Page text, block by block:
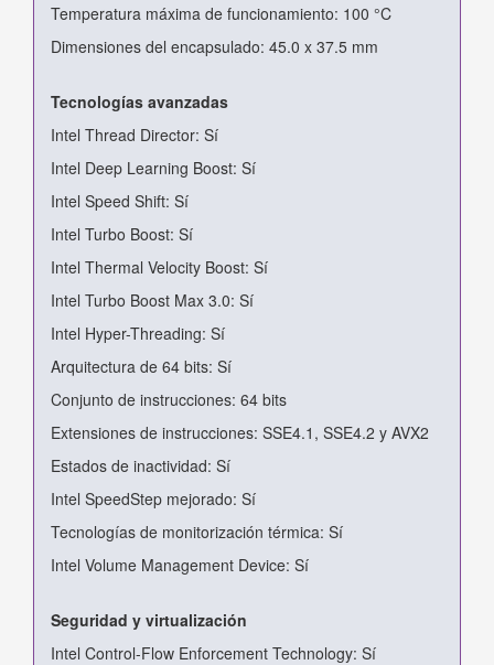
Temperatura máxima de funcionamiento: 100 °C
Dimensiones del encapsulado: 45.0 x 37.5 mm
Tecnologías avanzadas
Intel Thread Director: Sí
Intel Deep Learning Boost: Sí
Intel Speed Shift: Sí
Intel Turbo Boost: Sí
Intel Thermal Velocity Boost: Sí
Intel Turbo Boost Max 3.0: Sí
Intel Hyper-Threading: Sí
Arquitectura de 64 bits: Sí
Conjunto de instrucciones: 64 bits
Extensiones de instrucciones: SSE4.1, SSE4.2 y AVX2
Estados de inactividad: Sí
Intel SpeedStep mejorado: Sí
Tecnologías de monitorización térmica: Sí
Intel Volume Management Device: Sí
Seguridad y virtualización
Intel Control-Flow Enforcement Technology: Sí